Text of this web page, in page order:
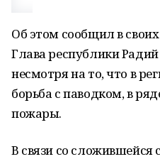
Об этом сообщил в
Глава республики
несмотря на то, что в
борьба с паводком, в
пожары.
В связи со сложившейся